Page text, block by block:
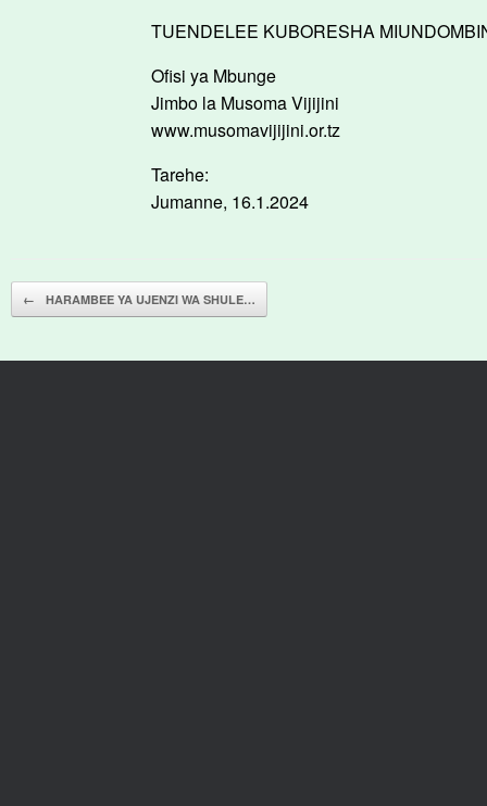
TUENDELEE KUBORESHA
Ofisi ya Mbunge
Jimbo la Musoma Vijijini
www.musomavijijini.or.tz
Tarehe:
Jumanne, 16.1.2024
Post navigation
← HARAMBEE YA UJENZI WA SHULE…